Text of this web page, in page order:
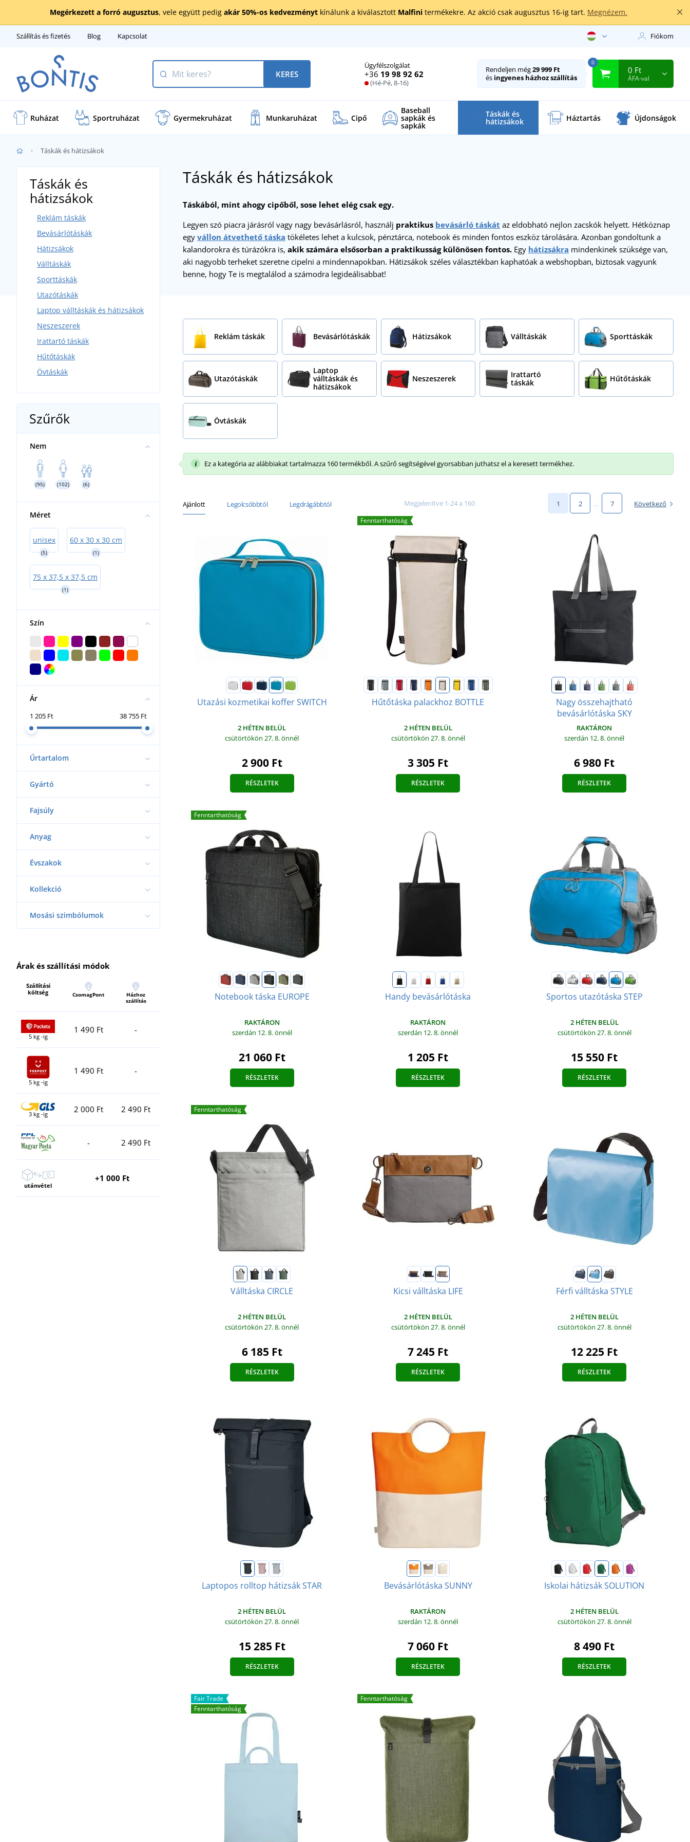
Megérkezett a forró augusztus, vele együtt pedig akár 50%-os kedvezményt kínálunk a kiválasztott Malfini termékekre. Az akció csak augusztus 16-ig tart. Megnézem.
Szállítás és fizetés Blog Kapcsolat Fiókom
Ügyfélszolgálat
+36 19 98 92 62
(Hé-Pé, 8-16)
KERES Rendeljen még29 999 Ft
és ingyenes házhoz szállítás
0
0 Ft
ÁFA-val
Ruházat Sportruházat Gyermekruházat Munkaruházat Cipő
Baseball
sapkák és
sapkák
Táskák és
hátizsákok Háztartás Újdonságok
Táskák és hátizsákok
Táskák és hátizsákok
Táskából, mint ahogy cipőből, sose lehet elég csak egy.
Legyen szó piacra járásról vagy nagy bevásárlásról, használj praktikus bevásárló táskát az eldobható nejlon zacskók helyett. Hétköznap
egy vállon átvethető táska tökéletes lehet a kulcsok, pénztárca, notebook és minden fontos eszköz tárolására. Azonban gondoltunk a
kalandorokra és túrázókra is, akik számára elsősorban a praktikusság különösen fontos. Egy hátizsákra mindenkinek szüksége van,
aki nagyobb terheket szeretne cipelni a mindennapokban. Hátizsákok széles választékban kaphatóak a webshopban, biztosak vagyunk
benne, hogy Te is megtalálod a számodra legideálisabbat!
Reklám táskák Bevásárlótáskák Hátizsákok Válltáskák Sporttáskák
Utazótáskák
Laptop
válltáskák és
hátizsákok
Neszeszerek
Irattartó
táskák
Hűtőtáskák
Övtáskák
Táskák és
hátizsákok
Reklám táskák
Bevásárlótáskák
Hátizsákok
Válltáskák
Sporttáskák
Utazótáskák
Laptop válltáskák és hátizsákok
Neszeszerek
Irattartó táskák
Hűtőtáskák
Övtáskák
Szűrők
Nem
(95) (102) (6)
Méret
unisex
(5)
60 x 30 x 30 cm
(1)
75 x 37,5 x 37,5 cm
(1)
Szín
Ár
1 205 Ft 38 755 Ft
Űrtartalom
Gyártó
Fajsúly
Anyag
Évszakok
Kollekció
Mosási szimbólumok
Árak és szállítási módok
Szállítási
költség
CsomagPont
Házhoz
szállítás
5 kg -ig
1 490 Ft -
5 kg -ig
1 490 Ft -
3 kg -ig 2 000 Ft 2 490 Ft
- 2 490 Ft
utánvétel
+1 000 Ft
Ez a kategória az alábbiakat tartalmazza 160 termékből. A szűrő segítségével gyorsabban juthatsz el a keresett termékhez.
Ajánlott Legolcsóbbtól Legdrágábbtól Megjelenítve 1-24 a 160 1 2 … 7 Következő
Utazási kozmetikai koffer SWITCH
2 HÉTEN BELÜL
csütörtökön 27. 8.önnél
2 900 Ft
RÉSZLETEK
Fenntarthatóság
Hűtőtáska palackhoz BOTTLE
2 HÉTEN BELÜL
csütörtökön 27. 8.önnél
3 305 Ft
RÉSZLETEK
Nagy összehajtható
bevásárlótáska SKY
RAKTÁRON
szerdán 12. 8.önnél
6 980 Ft
RÉSZLETEK
Fenntarthatóság
Notebook táska EUROPE
RAKTÁRON
szerdán 12. 8.önnél
21 060 Ft
RÉSZLETEK
Handy bevásárlótáska
RAKTÁRON
szerdán 12. 8.önnél
1 205 Ft
RÉSZLETEK
Sportos utazótáska STEP
2 HÉTEN BELÜL
csütörtökön 27. 8.önnél
15 550 Ft
RÉSZLETEK
Fenntarthatóság
Válltáska CIRCLE
2 HÉTEN BELÜL
csütörtökön 27. 8.önnél
6 185 Ft
RÉSZLETEK
Kicsi válltáska LIFE
2 HÉTEN BELÜL
csütörtökön 27. 8.önnél
7 245 Ft
RÉSZLETEK
Férfi válltáska STYLE
2 HÉTEN BELÜL
csütörtökön 27. 8.önnél
12 225 Ft
RÉSZLETEK
Laptopos rolltop hátizsák STAR
2 HÉTEN BELÜL
csütörtökön 27. 8.önnél
15 285 Ft
RÉSZLETEK
Bevásárlótáska SUNNY
RAKTÁRON
szerdán 12. 8.önnél
7 060 Ft
RÉSZLETEK
Iskolai hátizsák SOLUTION
2 HÉTEN BELÜL
csütörtökön 27. 8.önnél
8 490 Ft
RÉSZLETEK
Fair Trade
Fenntarthatóság
Fenntarthatóság